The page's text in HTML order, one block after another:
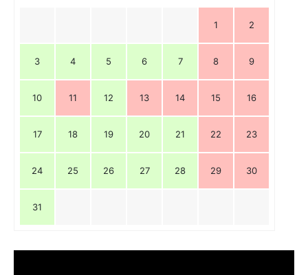
1 2
3 4 5 6 7 8 9
10 11 12 13 14 15 16
17 18 19 20 21 22 23
24 25 26 27 28 29 30
31